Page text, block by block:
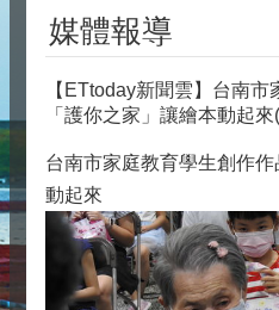
媒體報導
【ETtoday新聞雲】台南
「護你之家」讓繪本動起
台南市家庭教育學生創作
動起來